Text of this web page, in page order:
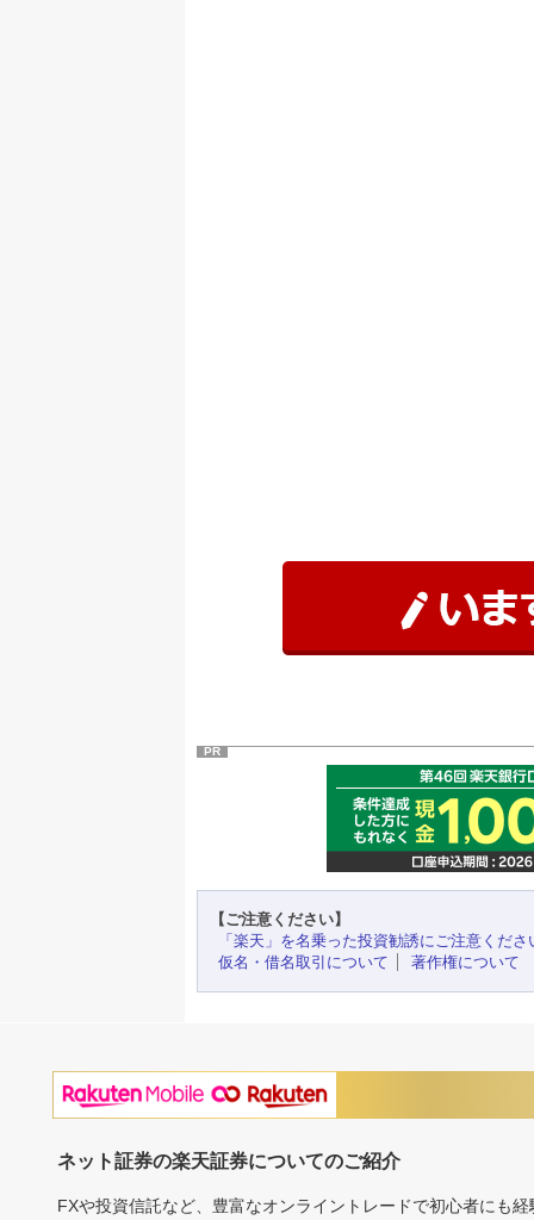
PR
【ご注意ください】
「楽天」を名乗った投資勧誘にご注意くださ
仮名・借名取引について
著作権について
ネット証券の楽天証券についてのご紹介
FXや投資信託など、豊富なオンライントレードで初心者にも